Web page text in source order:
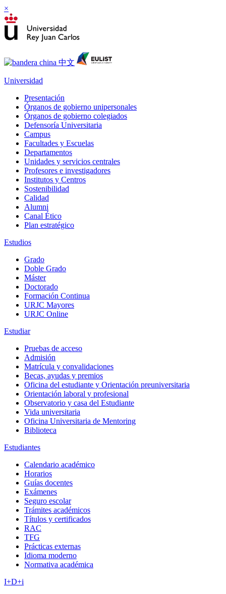
×
Universidad
Presentación
Órganos de gobierno unipersonales
Órganos de gobierno colegiados
Defensoría Universitaria
Campus
Facultades y Escuelas
Departamentos
Unidades y servicios centrales
Profesores e investigadores
Institutos y Centros
Sostenibilidad
Calidad
Alumni
Canal Ético
Plan estratégico
Estudios
Grado
Doble Grado
Máster
Doctorado
Formación Continua
URJC Mayores
URJC Online
Estudiar
Pruebas de acceso
Admisión
Matrícula y convalidaciones
Becas, ayudas y premios
Oficina del estudiante y Orientación preuniversitaria
Orientación laboral y profesional
Observatorio y casa del Estudiante
Vida universitaria
Oficina Universitaria de Mentoring
Biblioteca
Estudiantes
Calendario académico
Horarios
Guías docentes
Exámenes
Seguro escolar
Trámites académicos
Títulos y certificados
RAC
TFG
Prácticas externas
Idioma moderno
Normativa académica
I+D+i